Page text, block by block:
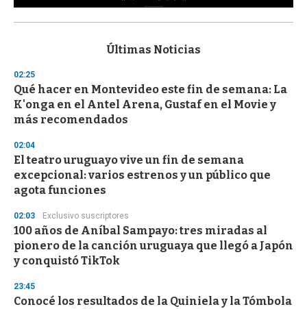
s
d
s
o
f
3
s
e
c
o
n
Últimas Noticias
02:25
Qué hacer en Montevideo este fin de semana: La
K'onga en el Antel Arena, Gustaf en el Movie y
más recomendados
02:04
El teatro uruguayo vive un fin de semana
excepcional: varios estrenos y un público que
agota funciones
02:03 Exclusivo suscriptores
100 años de Aníbal Sampayo: tres miradas al
pionero de la canción uruguaya que llegó a Japón
y conquistó TikTok
23:45
Conocé los resultados de la Quiniela y la Tómbola